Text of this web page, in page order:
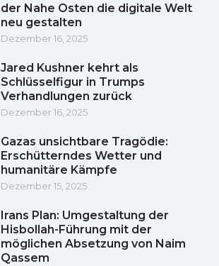
der Nahe Osten die digitale Welt
neu gestalten
Dezember 16, 2025
Jared Kushner kehrt als
Schlüsselfigur in Trumps
Verhandlungen zurück
Dezember 16, 2025
Gazas unsichtbare Tragödie:
Erschütterndes Wetter und
humanitäre Kämpfe
Dezember 15, 2025
Irans Plan: Umgestaltung der
Hisbollah-Führung mit der
möglichen Absetzung von Naim
Qassem